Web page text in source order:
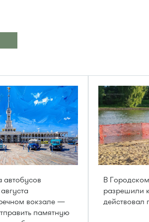
автобусов
вокзале —
памятную
В
разрешили
действовал